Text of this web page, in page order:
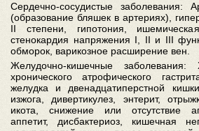
Сердечно-сосудистые заболевания:
(образование бляшек в артериях),
II степени, гипотония,
стенокардия напряжения I, II и III
обморок, варикозное расширение вен.
Желудочно-кишечные заболевания:
хронического атрофического
желудка и двенадцатиперстной
изжога, дивертикулез, энтерит,
икота, снижение или отсутствие
аппетит, дисбактериоз, кишечная